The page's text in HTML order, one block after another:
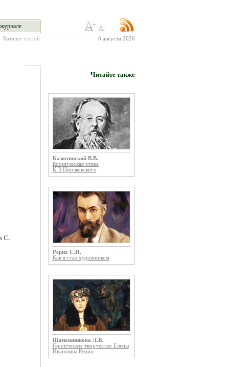
6 августа 2026
Каталог статей
С.
Читайте также
Казютинский В.В.
Космическая этика
К.Э.Циолковского
Рерих С.Н.
Как я стал художником
Шапошникова Л.В.
Героическое творчество Елены
Ивановны Рерих